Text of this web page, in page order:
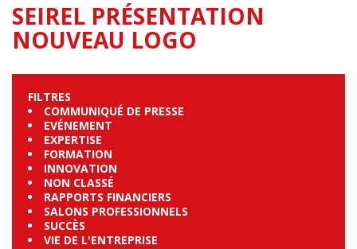
SEIREL PRÉSENTATION
NOUVEAU LOGO
FILTRES
COMMUNIQUÉ DE PRESSE
EVÉNEMENT
EXPERTISE
FORMATION
INNOVATION
NON CLASSÉ
RAPPORTS FINANCIERS
SALONS PROFESSIONNELS
SUCCÈS
VIE DE L'ENTREPRISE